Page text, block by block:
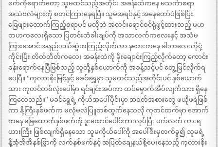
ဖက်ကိုရောက်တော့ သူမထင်သည့်အတိုင်း အခန်းထဲကနေ မသင်္ကာစရာ
အသံဗလံများကို စတင်ကြားနေရပြီ။ သူမအရပ်နှင့် အနေတော်ပဲဖြစ်ပြီး
ခြေဖျားထောက်ကြည့်စရာပင် မလိုဘဲ အလင်းရောင်ဝင်ရုံဖွင့်ထားသည့် မဟ
တဟကလေးရှိသော ပြတင်းတံခါးချပ်ကို အသာလက်ကလေးနှင့် အသံမ
ကြားအောင် အနည်းငယ်ဆွဲဟကြည့်လိုက်ကာ နဘေးကနေ ခါးကလေးကိုငုံ့
ကိုင်းပြီး တိတ်တိတ်ကလေး အခန်းထဲကို ခိုးချောင်းကြည့်လိုက်တော့ ကောင်း
ခန်းရောက်နေပြီဖြစ်သည့် သူတို့နှစ်ယောက်ကို အခန့်သင့်ပင် တွေ့မြင်လိုက်ရ
ပေပြီ။ “ကုလားစိုးမြင့်နှင့် မခင်ရွှေမှာ သူမထင်သည့်အတိုင်းပင် နှစ်ယောက်
သား ကုတင်တစ်လုံးပေါ်မှာ ရင်ချင်းအပ်ကာ ထပ်မှောက်အိပ်လျက်သား ရှိနေ
ကြလေသည်။” မခင်ရွှေရဲ့ ကိုယ်အပေါ်ပိုင်းမှာ အဝတ်အစားတွေ ဖယိုဖရဲဖြစ်
ကာ နို့ကြီးနှစ်ဖက်က မလုံမလဲပြူတစ်ထွက်နေသလို ကုတင်ထက်မှာ အောက်
ကနေ ခြေထောက်နှစ်ဖက်ကို ဒူးထောင်ပေါင်ကားလုပ်ပြီး ပက်လက် ကားရ
ယားကြီး ဖြစ်လျက်ရှိနေသော သူမကိုယ်ပေါ်ကို အပေါ်စီးမှတက်ခွ၍ သူမရဲ့
နို့အုံအိအိနှစ်မြွှာကို လက်နှစ်ဖက်နှင့် အပြတ်ချေနယ်စို့ပေးနေသည့် ကုလားစိုး